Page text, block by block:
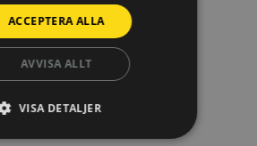
ACCEPTERA ALLA
AVVISA ALLT
VISA DETALJER